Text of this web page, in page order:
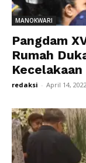
MANOKWARI
Pangdam
Rumah
Kecelakaan
redaksi - April 14, 2022